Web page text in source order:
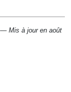
Mis à jour en août